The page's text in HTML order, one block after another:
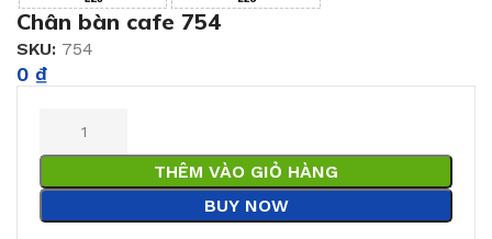
Chân bàn cafe 754
SKU: 754
0 ₫
THÊM VÀO GIỎ HÀNG
BUY NOW